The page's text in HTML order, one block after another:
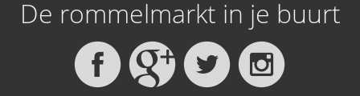
De rommelmarkt in je buurt